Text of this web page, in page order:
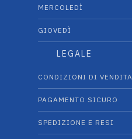
MERCOLEDÌ
GIOVEDÌ
LEGALE
CONDIZIONI DI VENDITA
PAGAMENTO SICURO
SPEDIZIONE E RESI